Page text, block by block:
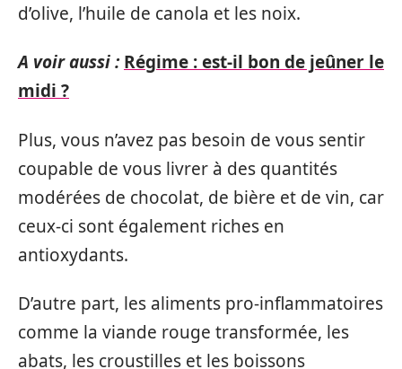
d’olive, l’huile de canola et les noix.
A voir aussi : Régime : est-il bon de jeûner le
midi ?
Plus, vous n’avez pas besoin de vous sentir
coupable de vous livrer à des quantités
modérées de chocolat, de bière et de vin, car
ceux-ci sont également riches en
antioxydants.
D’autre part, les aliments pro-inflammatoires
comme la viande rouge transformée, les
abats, les croustilles et les boissons